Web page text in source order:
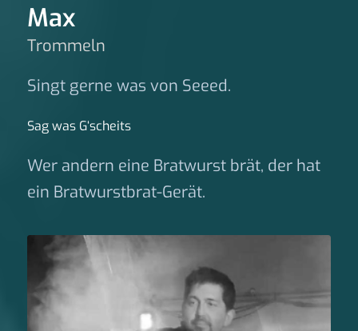
Max
Trommeln
Singt gerne was von Seeed.
Sag was G‘scheits
Wer andern eine Bratwurst brät, der hat
ein Bratwurstbrat-Gerät.